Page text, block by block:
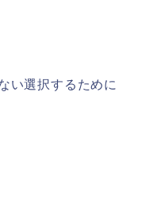
い選択するために